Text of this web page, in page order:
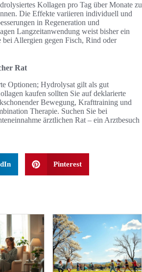
Kollagen pro Tag über Monate zu
Die Effekte variieren individuell und
in Regeneration und
Langzeitanwendung weist bisher ein
Allergien gegen Fisch, Rind oder
Rat
Optionen; Hydrolysat gilt als gut
kaufen sollten Sie auf deklarierte
Bewegung, Krafttraining und
Therapie. Suchen Sie bei
ärztlichen Rat – ein Arztbesuch
Pinterest